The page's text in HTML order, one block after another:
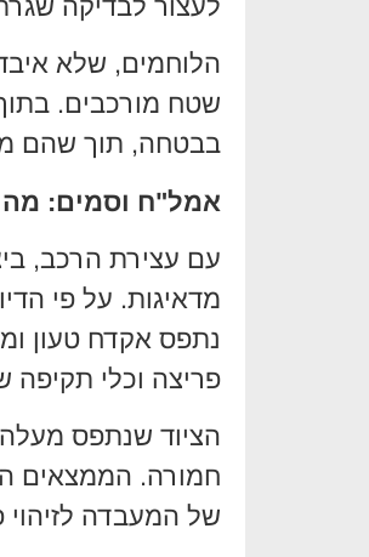
לעצור לבדיקה
הלוחמים, שלא
שטח מורכבים.
בבטחה, תוך שהם
אמל"ח וסמים:
עם עצירת הרכב,
מדאיגות. על פי
נתפס אקדח טעון
פריצה וכלי תקיפה
הציוד שנתפס
חמורה. הממצאים
של המעבדה לזיהוי